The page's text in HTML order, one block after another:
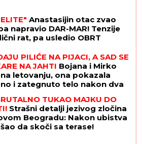
Anastasijin otac zvao
napravio DAR-MAR! Tenzije
rat, pa usledio OBRT
PILIĆE NA PIJACI, A SAD SE
NA JAHTI Bojana i Mirko
letovanju, ona pokazala
i zategnuto telo nakon dva
TUKAO MAJKU DO
Strašni detalji jezivog zločina
Beogradu: Nakon ubistva
da skoči sa terase!